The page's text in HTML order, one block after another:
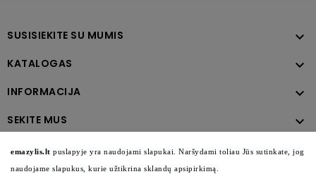
SUSISIEKITE SU MUMIS 
KATALOGAS 
INFORMACIJA 
SEKITE MUS 
emazylis.lt puslapyje yra naudojami slapukai. Naršydami toliau Jūs sutinkate, jog
naudojame slapukus, kurie užtikrina sklandų apsipirkimą.